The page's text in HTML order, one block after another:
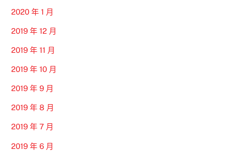
2020 年 1 月
2019 年 12 月
2019 年 11 月
2019 年 10 月
2019 年 9 月
2019 年 8 月
2019 年 7 月
2019 年 6 月